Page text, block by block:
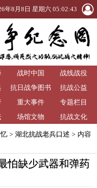
年8月8日 星期六 05:02:44
战时中国
战线战役
抗日战争图书
馆
抗战公益
重大事件
专题栏目
场馆文物 抗战文化
> 湖北抗战老兵口述 > 内容
怕缺少武器和弹药